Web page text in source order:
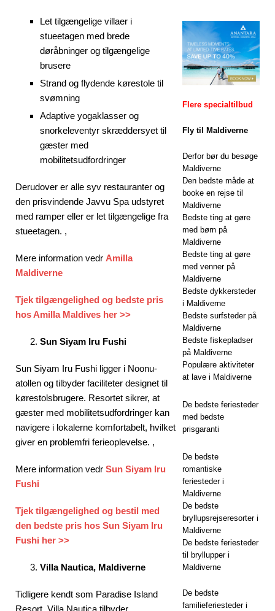
SÆRLIGE
TILBUD
[26. november
2025] Huvafen
samarbejder
Travel Guide i
jagten på
femstjernet
Let tilgængelige villaer i
stueetagen med brede
døråbninger og tilgængelige
brusere
Strand og flydende kørestole til
svømning
Adaptive yogaklasser og
snorkeleventyr skræddersyet til
gæster med
mobilitetsudfordringer
Derudover er alle syv restauranter og
den prisvindende Javvu Spa udstyret
med ramper eller er let tilgængelige fra
stueetagen. ,
Mere information vedr Amilla
Maldiverne
Tjek tilgængelighed og bedste pris
hos Amilla Maldives her >>
Sun Siyam Iru Fushi
Sun Siyam Iru Fushi ligger i Noonu-
atollen og tilbyder faciliteter designet til
kørestolsbrugere. Resortet sikrer, at
gæster med mobilitetsudfordringer kan
navigere i lokalerne komfortabelt, hvilket
giver en problemfri ferieoplevelse. ,
Mere information vedr Sun Siyam Iru
Fushi
Tjek tilgængelighed og bestil med
den bedste pris hos Sun Siyam Iru
Fushi her >>
Villa Nautica, Maldiverne
Tidligere kendt som Paradise Island
Resort, Villa Nautica tilbyder
Flere specialtilbud
Fly til Maldiverne
Derfor bør du besøge
Maldiverne
Den bedste måde at
booke en rejse til
Maldiverne
Bedste ting at gøre
med børn på
Maldiverne
Bedste ting at gøre
med venner på
Maldiverne
Bedste dykkersteder
i Maldiverne
Bedste surfsteder på
Maldiverne
Bedste fiskepladser
på Maldiverne
Populære aktiviteter
at lave i Maldiverne
De bedste feriesteder
med bedste
prisgaranti
De bedste
romantiske
feriesteder i
Maldiverne
De bedste
bryllupsrejseresorter i
Maldiverne
De bedste feriesteder
til bryllupper i
Maldiverne
De bedste
familieferiesteder i